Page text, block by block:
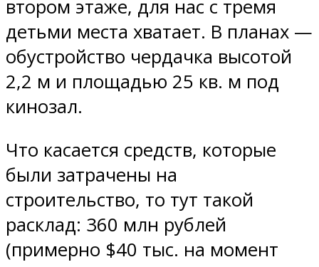
втором этаже, для нас с тремя
детьми места хватает. В планах —
обустройство чердачка высотой
2,2 м и площадью 25 кв. м под
кинозал.
Что касается средств, которые
были затрачены на
строительство, то тут такой
расклад: 360 млн рублей
(примерно $40 тыс. на момент